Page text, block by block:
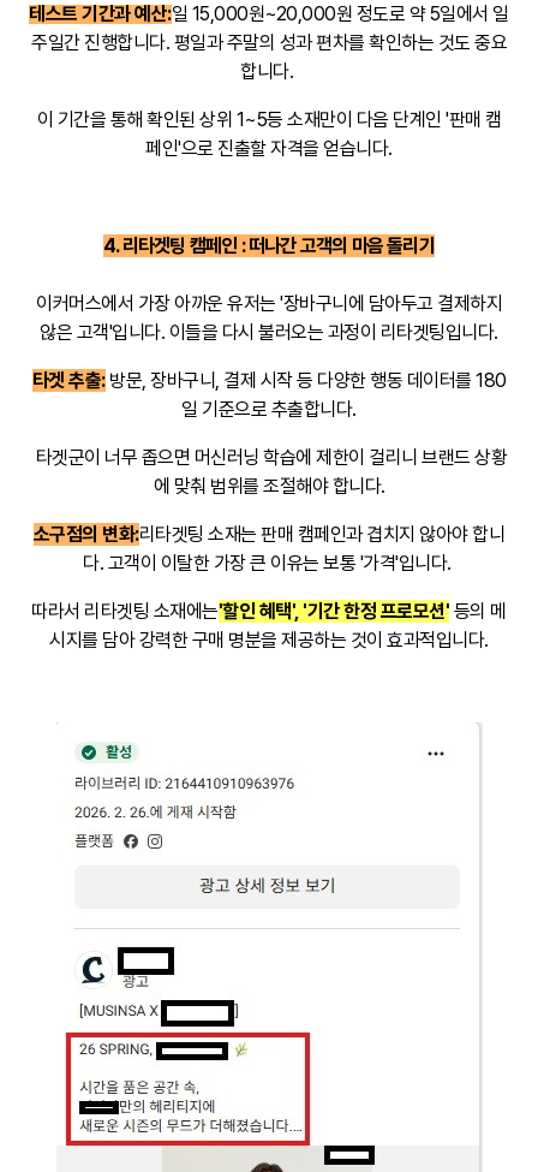
테스트 기간과 예산:일 15,000원~20,000원 정도로 약 5일에서 일
주일간 진행합니다. 평일과 주말의 성과 편차를 확인하는 것도 중요
합니다.
이 기간을 통해 확인된 상위 1~5등 소재만이 다음 단계인 '판매 캠
페인'으로 진출할 자격을 얻습니다.
4. 리타겟팅 캠페인 : 떠나간 고객의 마음 돌리기
이커머스에서 가장 아까운 유저는 '장바구니에 담아두고 결제하지
않은 고객'입니다. 이들을 다시 불러오는 과정이 리타겟팅입니다.
타겟 추출:방문, 장바구니, 결제 시작 등 다양한 행동 데이터를 180
일 기준으로 추출합니다.
타겟군이 너무 좁으면 머신러닝 학습에 제한이 걸리니 브랜드 상황
에 맞춰 범위를 조절해야 합니다.
소구점의 변화:리타겟팅 소재는 판매 캠페인과 겹치지 않아야 합니
다. 고객이 이탈한 가장 큰 이유는 보통 '가격'입니다.
따라서 리타겟팅 소재에는'할인 혜택', '기간 한정 프로모션' 등의 메
시지를 담아 강력한 구매 명분을 제공하는 것이 효과적입니다.